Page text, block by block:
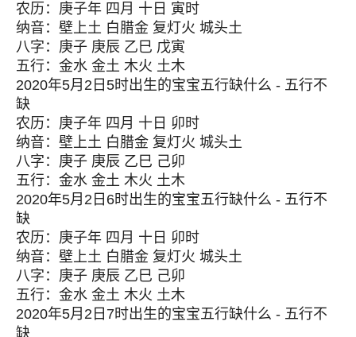
农历：庚子年 四月 十日 寅时
纳音：壁上土 白腊金 复灯火 城头土
八字：庚子 庚辰 乙巳 戊寅
五行：金水 金土 木火 土木
2020年5月2日5时出生的宝宝五行缺什么 - 五行不
缺
农历：庚子年 四月 十日 卯时
纳音：壁上土 白腊金 复灯火 城头土
八字：庚子 庚辰 乙巳 己卯
五行：金水 金土 木火 土木
2020年5月2日6时出生的宝宝五行缺什么 - 五行不
缺
农历：庚子年 四月 十日 卯时
纳音：壁上土 白腊金 复灯火 城头土
八字：庚子 庚辰 乙巳 己卯
五行：金水 金土 木火 土木
2020年5月2日7时出生的宝宝五行缺什么 - 五行不
缺